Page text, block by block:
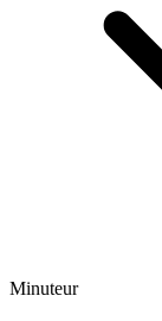
Minuteur